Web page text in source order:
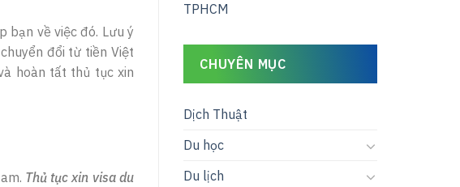
bạn về việc đó. Lưu ý
đổi từ tiền Việt
hoàn tất thủ tục xin
Thủ tục xin visa du
TPHCM
CHUYÊN MỤC
Dịch Thuật
Du học
Du lịch